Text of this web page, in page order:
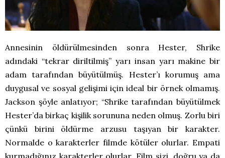
Annesinin öldürülmesinden sonra Hester, Shrike
adındaki “tekrar diriltilmiş” yarı insan yarı makine bir
adam tarafından büyütülmüş. Hester’ı korumuş ama
duygusal ve sosyal gelişimi için ideal bir örnek olmamış.
Jackson şöyle anlatıyor; “Shrike tarafından büyütülmek
Hester’da birkaç kişilik sorununa neden olmuş. Zorlu biri
çünkü birini öldürme arzusu taşıyan bir karakter.
Normalde o karakterler filmde kötüler olurlar. Empati